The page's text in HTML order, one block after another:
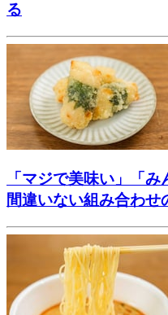
る
「マジで美味い」「み
間違いない組み合わせ